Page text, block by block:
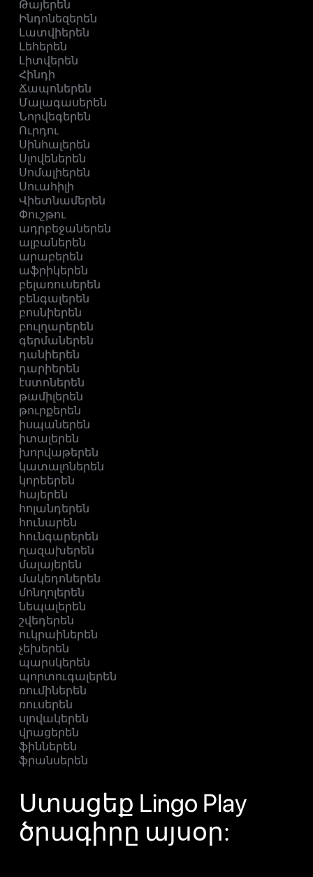
Թայերեն
Ինդոնեզերեն
Լատվիերեն
Լեհերեն
Լիտվերեն
Հինդի
Ճապոներեն
Մալագասերեն
Նորվեգերեն
Ուրդու
Սինհալերեն
Սլովեներեն
Սոմալիերեն
Սուահիլի
Վիետնամերեն
Փուշթու
ադրբեջաներեն
ալբաներեն
արաբերեն
աֆրիկերեն
բելառուսերեն
բենգալերեն
բոսնիերեն
բուլղարերեն
գերմաներեն
դանիերեն
դարիերեն
էստոներեն
թամիլերեն
թուրքերեն
իսպաներեն
իտալերեն
խորվաթերեն
կատալոներեն
կորեերեն
հայերեն
հոլանդերեն
հունարեն
հունգարերեն
ղազախերեն
մալայերեն
մակեդոներեն
մոնղոլերեն
նեպալերեն
շվեդերեն
ուկրաիներեն
չեխերեն
պարսկերեն
պորտուգալերեն
ռումիներեն
ռուսերեն
սլովակերեն
վրացերեն
ֆիններեն
ֆրանսերեն
Ստացեք Lingo Play
ծրագիրը այսօր: